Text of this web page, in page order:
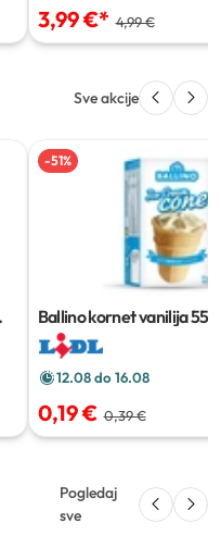
3,99 €* 4,99 €
Sve akcije
-51%
Ballino kornet vanilija55 g
12.08 do 16.08
0,19 € 0,39 €
Pogledaj
sve